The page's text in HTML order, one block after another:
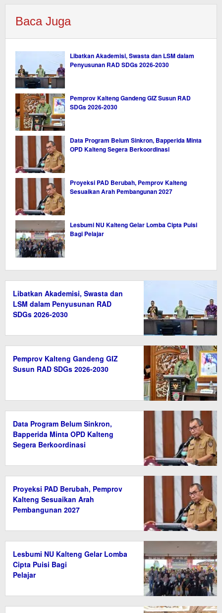
Baca Juga
Libatkan Akademisi, Swasta dan LSM dalam
Penyusunan RAD SDGs 2026-2030
Pemprov Kalteng Gandeng GIZ Susun RAD
SDGs 2026-2030
Data Program Belum Sinkron, Bapperida Minta
OPD Kalteng Segera Berkoordinasi
Proyeksi PAD Berubah, Pemprov Kalteng
Sesuaikan Arah Pembangunan 2027
Lesbumi NU Kalteng Gelar Lomba Cipta Puisi
Bagi Pelajar
Libatkan Akademisi, Swasta dan
LSM dalam Penyusunan RAD
SDGs 2026-2030
Pemprov Kalteng Gandeng GIZ
Susun RAD SDGs 2026-2030
Data Program Belum Sinkron,
Bapperida Minta OPD Kalteng
Segera Berkoordinasi
Proyeksi PAD Berubah, Pemprov
Kalteng Sesuaikan Arah
Pembangunan 2027
Lesbumi NU Kalteng Gelar Lomba
Cipta Puisi Bagi
Pelajar